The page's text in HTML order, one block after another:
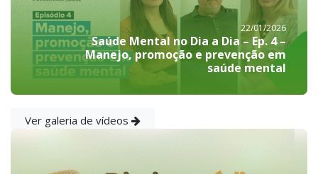
22/01/2026
Saúde Mental no Dia a Dia – Ep. 4 –
Manejo, promoção e prevenção em
saúde mental
Ver galeria de vídeos